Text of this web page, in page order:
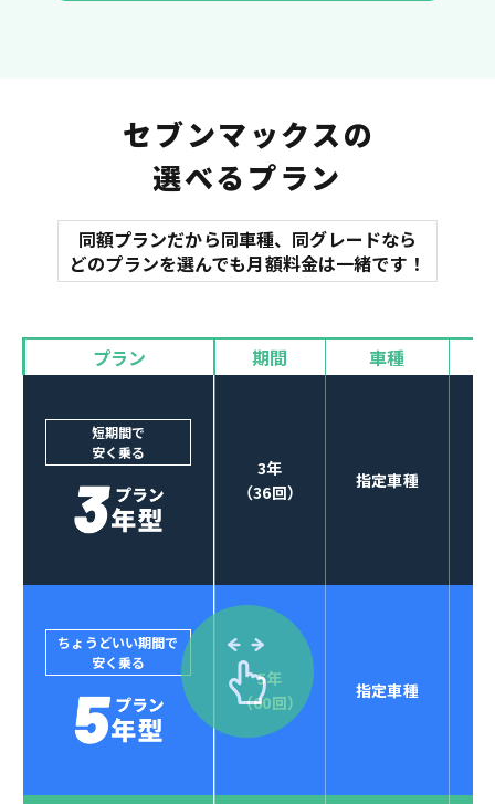
オイル交換 諸費用
マット
バイザー
3
オプションも選べる！
POINT
4
セブンマックスなら
クレジットカード払い可能
ジョイカルジャパンでは、カーリース決済を国際5大カ
セブンマックスの
選べるプラン
同額プランだから同車種、同グレードなら
どのプランを選んでも月額料金は一緒です！
プラン 期間 車種
短期間で
安く乗る
3年
（36回）
指定車種
ちょうどいい期間で
安く乗る
5年
（60回）
指定車種